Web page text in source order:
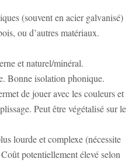
(souvent en acier galvanisé)
ou d’autres matériaux.
et naturel/minéral.
Bonne isolation phonique.
de jouer avec les couleurs et
Peut être végétalisé sur le
lourde et complexe (nécessite
potentiellement élevé selon